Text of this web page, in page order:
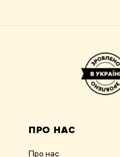
ПРО НАС
Про нас